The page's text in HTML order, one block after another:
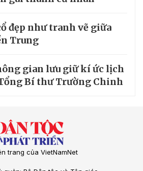
đẹp như tranh vẽ giữa
Trung
gian lưu giữ kí ức lịch
Bí thư Trường Chinh
trang của VietNamNet